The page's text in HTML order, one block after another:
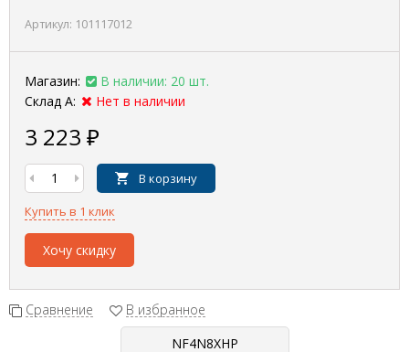
Артикул: 101117012
Магазин:
В наличии: 20 шт.
Склад А:
Нет в наличии
3 223 ₽
В корзину
Купить в 1 клик
Хочу скидку
Сравнение В избранное